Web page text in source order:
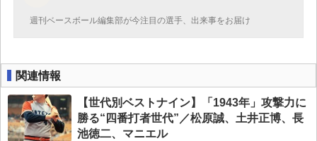
週刊ベースボール編集部が今注目の選手、出来事をお届け
関連情報
【世代別ベストナイン】「1943年」攻撃力に
勝る“四番打者世代”／松原誠、土井正博、長
池徳二、マニエル